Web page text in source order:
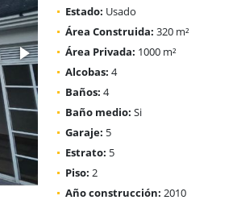
Estado: Usado
Área Construida: 320 m²
Área Privada: 1000 m²
Alcobas: 4
Baños: 4
Baño medio: Si
Garaje: 5
Estrato: 5
Piso: 2
Año construcción: 2010